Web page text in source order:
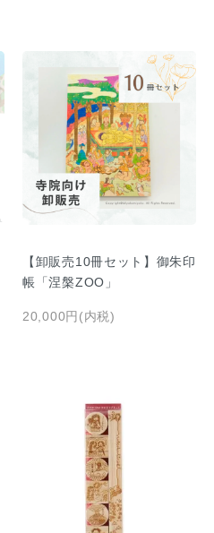
【卸販売10冊セット】御朱印
帳「涅槃ZOO」
20,000円(内税)